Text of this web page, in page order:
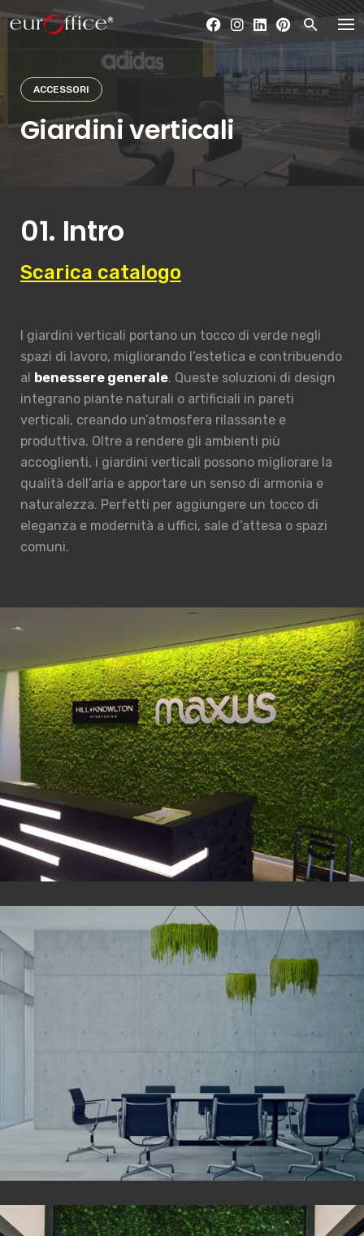
Skip
to
ACCESSORI
Giardini verticali
01. Intro
Scarica catalogo
I giardini verticali portano un tocco di verde negli
spazi di lavoro, migliorando l’estetica e contribuendo
al benessere generale. Queste soluzioni di design
integrano piante naturali o artificiali in pareti
verticali, creando un’atmosfera rilassante e
produttiva. Oltre a rendere gli ambienti più
accoglienti, i giardini verticali possono migliorare la
qualità dell’aria e apportare un senso di armonia e
naturalezza. Perfetti per aggiungere un tocco di
eleganza e modernità a uffici, sale d’attesa o spazi
comuni.